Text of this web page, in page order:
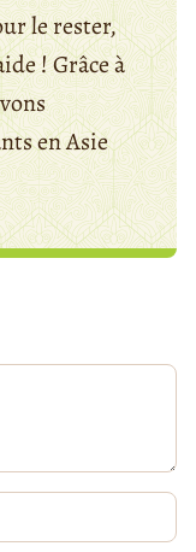
le rester,
! Grâce à
en Asie